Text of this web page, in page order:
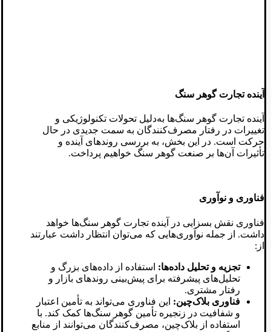
آینده تجارت گوهر سنگ
آینده تجارت گوهر سنگ‌ها به‌دلیل تحولات تکنولوژیکی و
تغییرات در رفتار مصرف‌کنندگان به سمت جدیدی در حال
حرکت است. در این بخش، به بررسی روندهای آینده و
تأثیرات آن‌ها بر صنعت گوهر سنگ خواهیم پرداخت.
فناوری و نوآوری
فناوری نقش بسزایی در آینده تجارت گوهر سنگ‌ها خواهد
داشت. از جمله نوآوری‌هایی که می‌توان انتظار داشت عبارتند
از:
تجزیه و تحلیل داده‌ها: استفاده از داده‌های بزرگ و
تحلیل‌های پیشرفته برای پیش‌بینی روندهای بازار و
رفتار مشتری.
فناوری بلاک‌چین: این فناوری می‌تواند به تأمین اعتبار
و شفافیت در زنجیره تأمین گوهر سنگ‌ها کمک کند. با
استفاده از بلاک‌چین، مصرف‌کنندگان می‌توانند از منابع